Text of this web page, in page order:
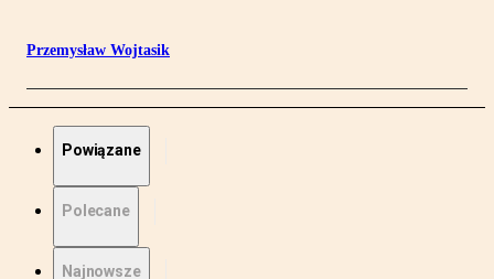
Przemysław Wojtasik
Powiązane
Polecane
Najnowsze